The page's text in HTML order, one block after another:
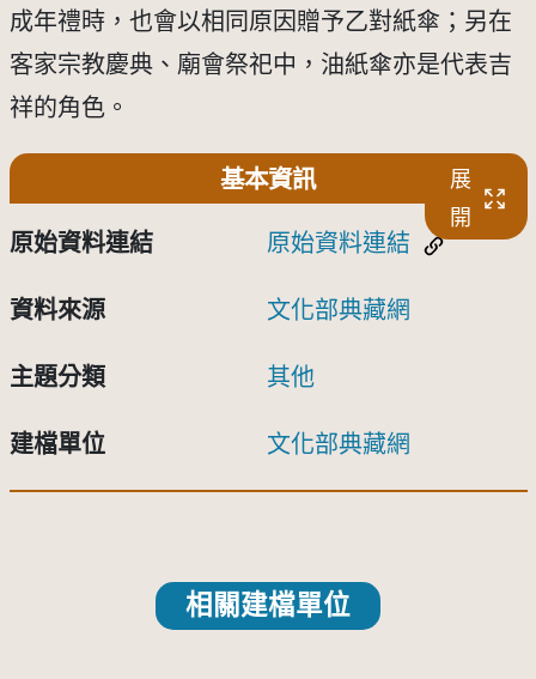
成年禮時，也會以相同原因贈予乙對紙傘；另在
客家宗教慶典、廟會祭祀中，油紙傘亦是代表吉
祥的角色。
基本資訊
展
開
原始資料連結 原始資料連結
資料來源 文化部典藏網
主題分類 其他
建檔單位 文化部典藏網
相關建檔單位